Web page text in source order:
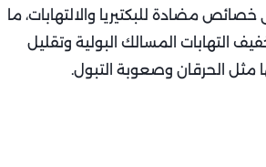
مضادة للبكتيريا والالتهابات، ما
التهابات المسالك البولية وتقليل
مثل الحرقان وصعوبة التبول.